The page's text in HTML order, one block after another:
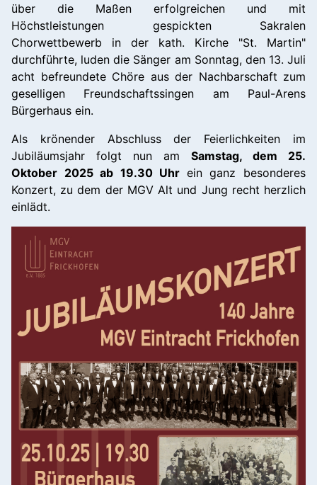
über die Maßen erfolgreichen und mit
Höchstleistungen gespickten Sakralen
Chorwettbewerb in der kath. Kirche "St. Martin"
durchführte, luden die Sänger am Sonntag, den 13. Juli
acht befreundete Chöre aus der Nachbarschaft zum
geselligen Freundschaftssingen am Paul-Arens
Bürgerhaus ein.
Als krönender Abschluss der Feierlichkeiten im
Jubiläumsjahr folgt nun am Samstag, dem 25.
Oktober 2025 ab 19.30 Uhr ein ganz besonderes
Konzert, zu dem der MGV Alt und Jung recht herzlich
einlädt.